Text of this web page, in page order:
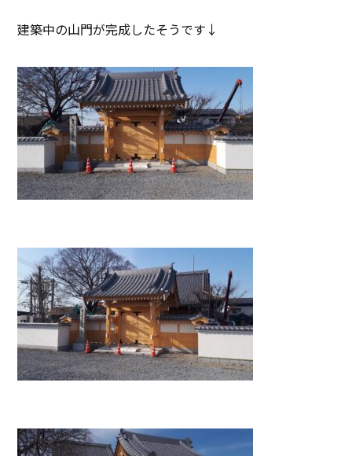
建築中の山門が完成したそうです↓